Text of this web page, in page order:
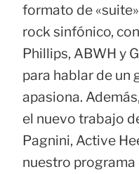
formato de
rock sinfónico,
Phillips, ABWH y
para hablar de un
apasiona.
el nuevo trabajo
Pagnini, Active
nuestro